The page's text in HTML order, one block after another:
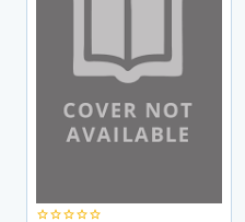
star_borderstar_borderstar_borderstar_borderstar_border